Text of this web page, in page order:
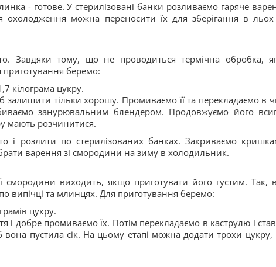
- готове. У стерилізовані банки розливаємо гаряче
охолодження можна переносити їх для зберігання в
Завдяки тому, що не проводиться термічна обробка,
приготування беремо:
кілограма цукру.
тільки хорошу. Промиваємо її та перекладаємо в
занурювальним блендером. Продовжуємо його
мають розчинитися.
і розлити по стерилізованих банках. Закриваємо
варення зі смородини на зиму в холодильник.
смородини виходить, якщо приготувати його густим. Так,
випічці та млинцях. Для приготування беремо:
цукру.
і добре промиваємо їх. Потім перекладаємо в каструлю і
пустила сік. На цьому етапі можна додати трохи